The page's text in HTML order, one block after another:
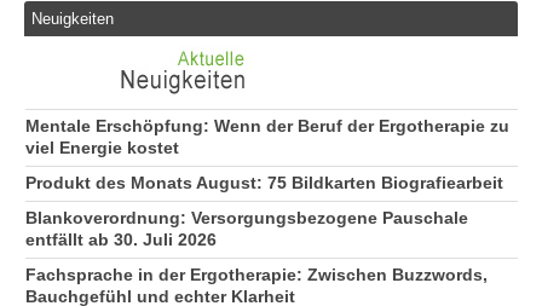
Neuigkeiten
Mentale Erschöpfung: Wenn der Beruf der Ergotherapie zu
viel Energie kostet
Produkt des Monats August: 75 Bildkarten Biografiearbeit
Blankoverordnung: Versorgungsbezogene Pauschale
entfällt ab 30. Juli 2026
Fachsprache in der Ergotherapie: Zwischen Buzzwords,
Bauchgefühl und echter Klarheit